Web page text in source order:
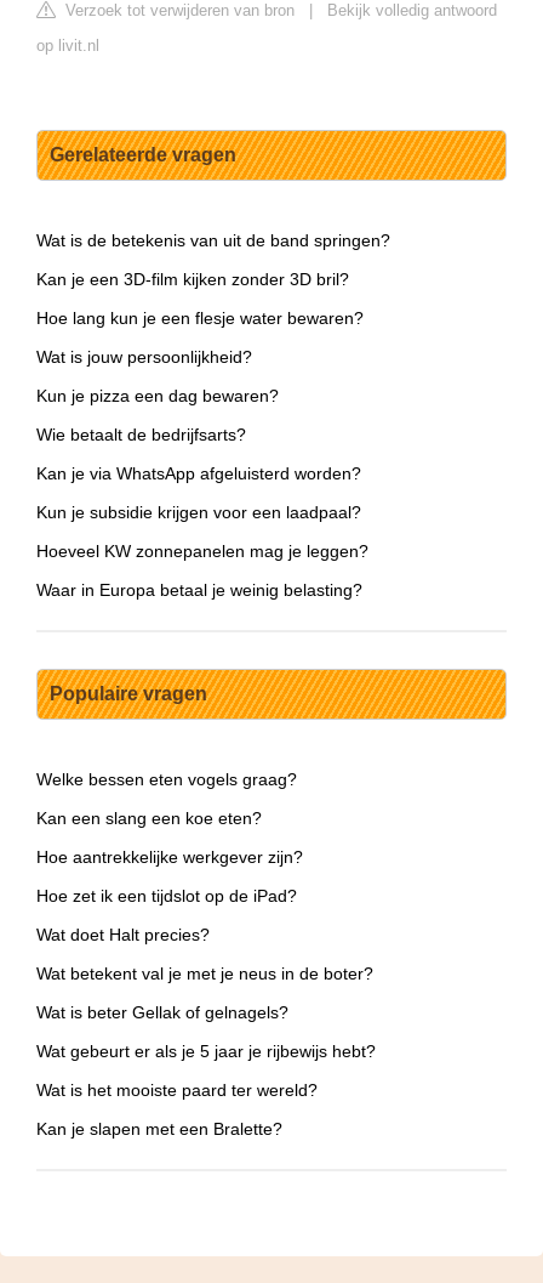
Verzoek tot verwijderen van bron
Bekijk volledig antwoord
op livit.nl
Gerelateerde vragen
Wat is de betekenis van uit de band springen?
Kan je een 3D-film kijken zonder 3D bril?
Hoe lang kun je een flesje water bewaren?
Wat is jouw persoonlijkheid?
Kun je pizza een dag bewaren?
Wie betaalt de bedrijfsarts?
Kan je via WhatsApp afgeluisterd worden?
Kun je subsidie krijgen voor een laadpaal?
Hoeveel KW zonnepanelen mag je leggen?
Waar in Europa betaal je weinig belasting?
Populaire vragen
Welke bessen eten vogels graag?
Kan een slang een koe eten?
Hoe aantrekkelijke werkgever zijn?
Hoe zet ik een tijdslot op de iPad?
Wat doet Halt precies?
Wat betekent val je met je neus in de boter?
Wat is beter Gellak of gelnagels?
Wat gebeurt er als je 5 jaar je rijbewijs hebt?
Wat is het mooiste paard ter wereld?
Kan je slapen met een Bralette?